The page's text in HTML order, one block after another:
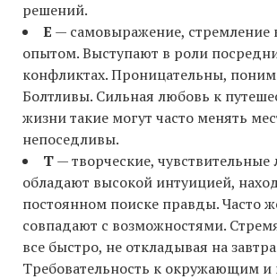
решений.
Е — самовыражение, стремление
опытом. Выступают в роли
конфликтах. Проницательны,
Болтливы. Сильная любовь к
жизни такие могут часто менять
непоседливы.
Т— творческие,
обладают высокой интуицией,
постоянном поиске правды. Часто
совпадают с возможностями.
все быстро, не откладывая на
Требовательность к окружающим и